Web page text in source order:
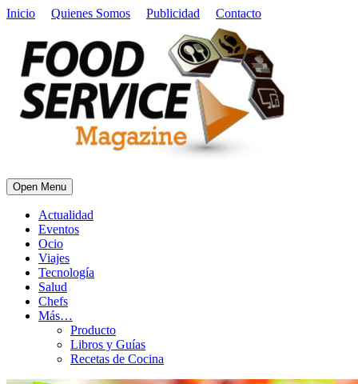
Inicio Quienes Somos Publicidad Contacto
Open Menu
Actualidad
Eventos
Ocio
Viajes
Tecnología
Salud
Chefs
Más…
Producto
Libros y Guías
Recetas de Cocina